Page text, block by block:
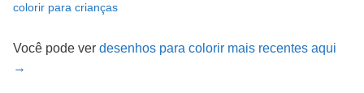
colorir para crianças
Você pode ver desenhos para colorir mais recentes aqui
→